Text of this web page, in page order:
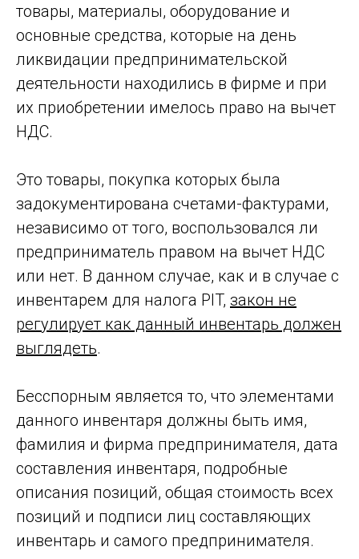
товары, материалы, оборудование и
основные средства, которые на день
ликвидации предпринимательской
деятельности находились в фирме и при
их приобретении имелось право на вычет
НДС.
Это товары, покупка которых была
задокументирована счетами-фактурами,
независимо от того, воспользовался ли
предприниматель правом на вычет НДС
или нет. В данном случае, как и в случае с
инвентарем для налога PIT, закон не
регулирует как данный инвентарь должен
выглядеть.
Бесспорным является то, что элементами
данного инвентаря должны быть имя,
фамилия и фирма предпринимателя, дата
составления инвентаря, подробные
описания позиций, общая стоимость всех
позиций и подписи лиц составляющих
инвентарь и самого предпринимателя.
+48 572 444 202
info@algl.legal
Senior Associate
Контакты